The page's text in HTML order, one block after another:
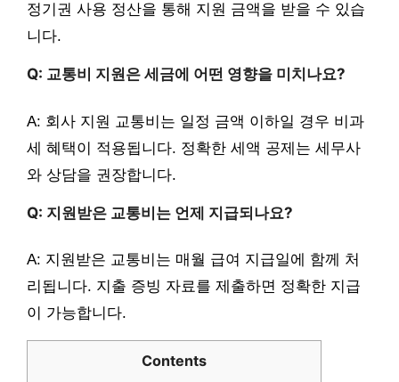
정기권 사용 정산을 통해 지원 금액을 받을 수 있습
니다.
Q: 교통비 지원은 세금에 어떤 영향을 미치나요?
A: 회사 지원 교통비는 일정 금액 이하일 경우 비과
세 혜택이 적용됩니다. 정확한 세액 공제는 세무사
와 상담을 권장합니다.
Q: 지원받은 교통비는 언제 지급되나요?
A: 지원받은 교통비는 매월 급여 지급일에 함께 처
리됩니다. 지출 증빙 자료를 제출하면 정확한 지급
이 가능합니다.
Contents